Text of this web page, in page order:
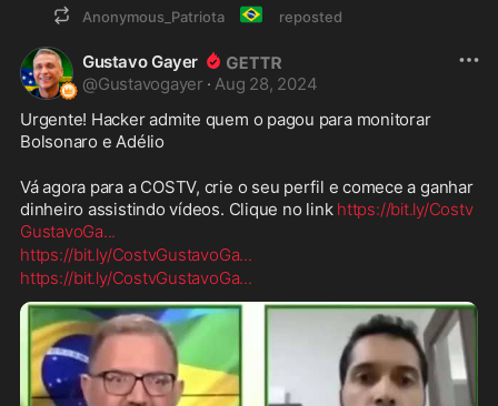
Anonymous_Patriota 🇧🇷 reposted
Gustavo Gayer
@Gustavogayer · Aug 28, 2024
Urgente! Hacker admite quem o pagou para monitorar
Bolsonaro e Adélio
Vá agora para a COSTV, crie o seu perfil e comece a ganhar
dinheiro assistindo vídeos. Clique no link https://bit.ly/Costv
GustavoGa...
https://bit.ly/CostvGustavoGa...
https://bit.ly/CostvGustavoGa...